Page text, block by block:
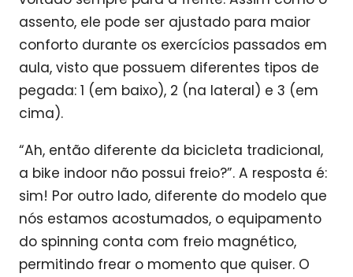
assento, ele pode ser ajustado para maior
conforto durante os exercícios passados em
aula, visto que possuem diferentes tipos de
pegada: 1 (em baixo), 2 (na lateral) e 3 (em
cima).
“Ah, então diferente da bicicleta tradicional,
a bike indoor não possui freio?”. A resposta é:
sim! Por outro lado, diferente do modelo que
nós estamos acostumados, o equipamento
do spinning conta com freio magnético,
permitindo frear o momento que quiser. O